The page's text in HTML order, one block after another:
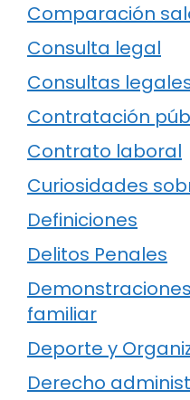
Comparación
Consulta legal
Consultas
Contratación
Contrato laboral
Curiosidades
Definiciones
Delitos Penales
familiar
Deporte y
Derecho